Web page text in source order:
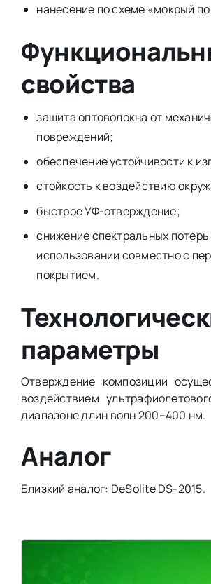
нанесение по схеме «мокрый
свойства
защита оптоволокна от
повреждений;
обеспечение устойчивости к
стойкость к воздействию
быстрое УФ-отверждение;
снижение спектральных потерь
использовании совместно с
покрытием.
параметры
Отверждение композиции
воздействием
диапазоне длин волн 200–400 нм.
Аналог
Близкий аналог: DeSolite DS-2015.